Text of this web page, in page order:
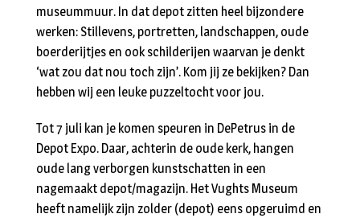
museummuur. In dat depot zitten heel bijzondere
werken: Stillevens, portretten, landschappen, oude
boerderijtjes en ook schilderijen waarvan je denkt
‘wat zou dat nou toch zijn’. Kom jij ze bekijken? Dan
hebben wij een leuke puzzeltocht voor jou.
Tot 7 juli kan je komen speuren in DePetrus in de
Depot Expo. Daar, achterin de oude kerk, hangen
oude lang verborgen kunstschatten in een
nagemaakt depot/magazijn. Het Vughts Museum
heeft namelijk zijn zolder (depot) eens opgeruimd en